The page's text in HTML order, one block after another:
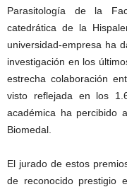
Parasitología de la
catedrática de la
universidad-empresa ha
investigación en los
estrecha colaboración
visto reflejada en los
académica ha percibido
Biomedal.
El jurado de estos
de reconocido prestigio